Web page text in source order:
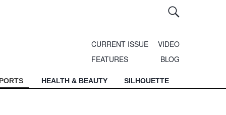
CURRENT ISSUE
VIDEO
FEATURES
BLOG
HEALTH & BEAUTY SILHOUETTE